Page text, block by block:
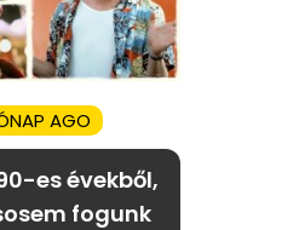
AGO
es évekből,
fogunk